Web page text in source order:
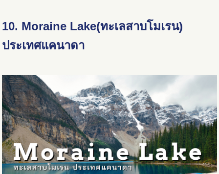
10. Moraine Lake(ทะเลสาบโมเรน)
ประเทศแคนาดา